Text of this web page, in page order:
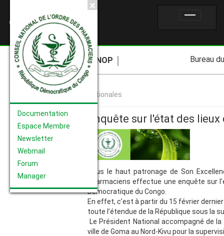
Documentation
Espace Membre
Newsletter
Webmail
Forum
Manager
CNOP
CNOP Bureau du
Nationales
Enquête sur l'état des
Sous le haut patronage de Son
Pharmaciens effectue une enquête sur
Démocratique du Congo.
En effet, c’est à partir du 15 février
toute l’étendue de la République sous la
Le Président National accompagné de
ville de Goma au Nord-Kivu pour la